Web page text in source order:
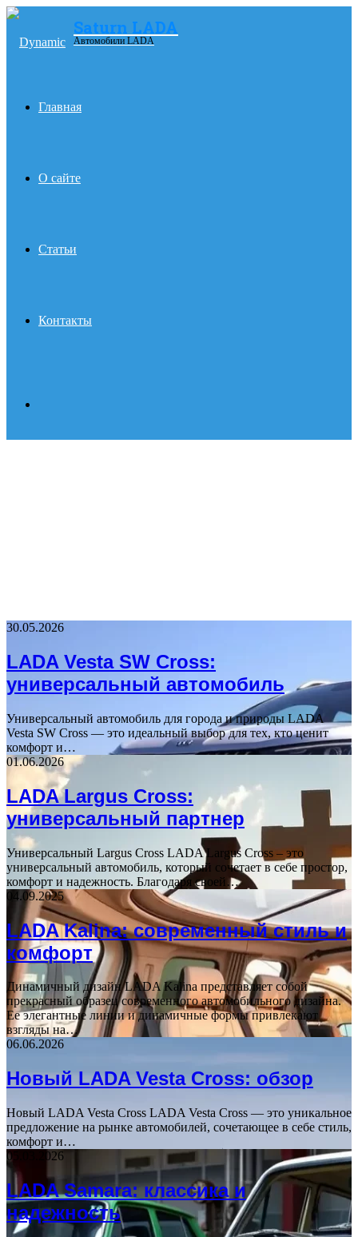
Menu
Saturn LADA
Автомобили LADA
Главная
О сайте
Статьи
Контакты
30.05.2026
LADA Vesta SW Cross:
универсальный автомобиль
Универсальный автомобиль для города и природы LADA
Vesta SW Cross — это идеальный выбор для тех, кто ценит
комфорт и…
01.06.2026
LADA Largus Cross:
универсальный партнер
Универсальный Largus Cross LADA Largus Cross – это
универсальный автомобиль, который сочетает в себе простор,
комфорт и надежность. Благодаря своей…
04.09.2025
LADA Kalina: современный стиль и
комфорт
Динамичный дизайн LADA Kalina представляет собой
прекрасный образец современного автомобильного дизайна.
Ее элегантные линии и динамичные формы привлекают
взгляды на…
06.06.2026
Новый LADA Vesta Cross: обзор
Новый LADA Vesta Cross LADA Vesta Cross — это уникальное
предложение на рынке автомобилей, сочетающее в себе стиль,
комфорт и…
05.03.2026
LADA Samara: классика и
надежность